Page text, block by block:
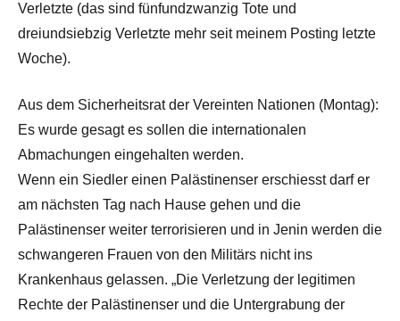
Verletzte (das sind fünfundzwanzig Tote und
dreiundsiebzig Verletzte mehr seit meinem Posting letzte
Woche).
Aus dem Sicherheitsrat der Vereinten Nationen (Montag):
Es wurde gesagt es sollen die internationalen
Abmachungen eingehalten werden.
Wenn ein Siedler einen Palästinenser erschiesst darf er
am nächsten Tag nach Hause gehen und die
Palästinenser weiter terrorisieren und in Jenin werden die
schwangeren Frauen von den Militärs nicht ins
Krankenhaus gelassen. „Die Verletzung der legitimen
Rechte der Palästinenser und die Untergrabung der